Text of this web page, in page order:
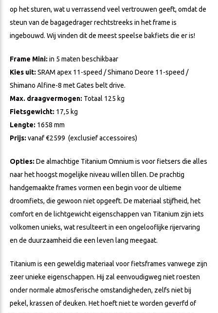
op het sturen, wat u verrassend veel vertrouwen geeft, omdat de
steun van de bagagedrager rechtstreeks in het frame is
ingebouwd. Wij vinden dit de meest speelse bakfiets die er is!
Frame Mini: in 5 maten beschikbaar
Kies uit: SRAM apex 11-speed / Shimano Deore 11-speed /
Shimano Alfine-8 met Gates belt drive.
Max. draagvermogen: Totaal 125 kg
Fietsgewicht: 17,5 kg
Lengte: 1658 mm
Prijs: vanaf €2599 (exclusief accessoires)
Opties: De almachtige Titanium Omnium is voor fietsers die alles
naar het hoogst mogelijke niveau willen tillen. De prachtig
handgemaakte frames vormen een begin voor de ultieme
droomfiets, die gewoon niet opgeeft. De materiaal stijfheid, het
comfort en de lichtgewicht eigenschappen van Titanium zijn iets
volkomen unieks, wat resulteert in een ongelooflijke rijervaring
en de duurzaamheid die een leven lang meegaat.
Titanium is een geweldig materiaal voor fietsframes vanwege zijn
zeer unieke eigenschappen. Hij zal eenvoudigweg niet roesten
onder normale atmosferische omstandigheden, zelfs niet bij
pekel, krassen of deuken. Het hoeft niet te worden geverfd of